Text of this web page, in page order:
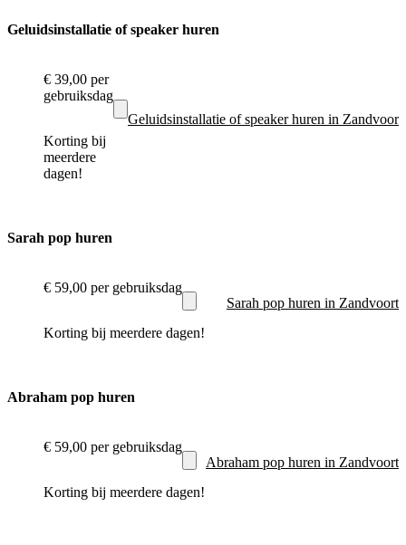
Geluidsinstallatie of speaker huren
€ 39,00 per
gebruiksdag
Korting bij
meerdere
dagen!
Geluidsinstallatie of speaker huren in Zandvoort
Sarah pop huren
€ 59,00 per gebruiksdag
Korting bij meerdere dagen!
Sarah pop huren in Zandvoort
Abraham pop huren
€ 59,00 per gebruiksdag
Korting bij meerdere dagen!
Abraham pop huren in Zandvoort